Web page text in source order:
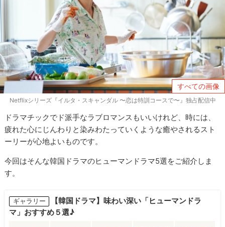
すべての画像
Netflixシリーズ『イルタ・スキャンダル 〜恋は特訓コースで〜』独占配信中
ドラマチックでド派手なラブロマンスもいいけれど、時には、
疲れた心にじんわりと染みわたっていくような癒やされるスト
ーリーが心地よいものです。
今回はそんな韓国ドラマのヒューマンドラマ5選をご紹介しま
す。
ギャラリー
【韓国ドラマ】味わい深い「ヒューマンドラ
マ」おすすめ５選♪